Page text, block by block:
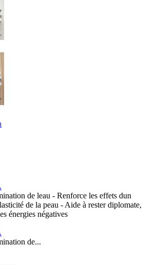
de leau - Renforce les effets dun
de la peau - Aide à rester diplomate,
énergies négatives
de...